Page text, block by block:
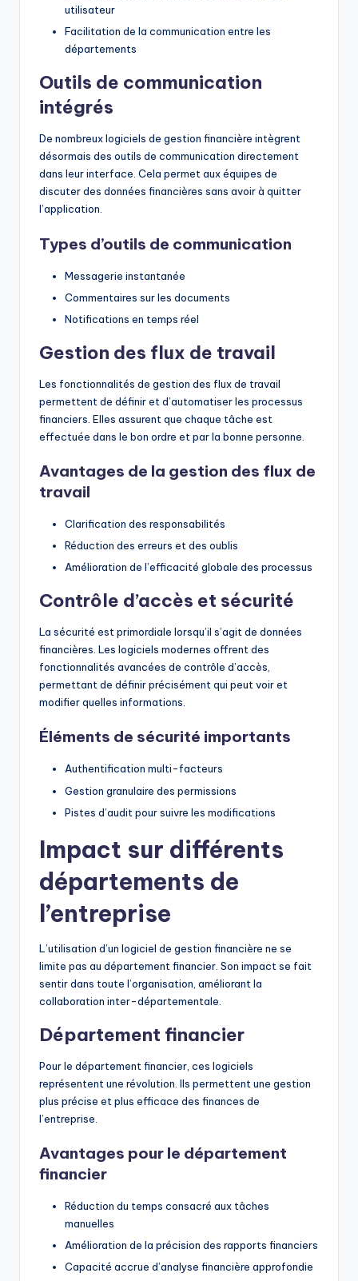
utilisateur
Facilitation de la communication entre les
départements
Outils de communication
intégrés
De nombreux logiciels de gestion financière intègrent
désormais des outils de communication directement
dans leur interface. Cela permet aux équipes de
discuter des données financières sans avoir à quitter
l’application.
Types d’outils de communication
Messagerie instantanée
Commentaires sur les documents
Notifications en temps réel
Gestion des flux de travail
Les fonctionnalités de gestion des flux de travail
permettent de définir et d’automatiser les processus
financiers. Elles assurent que chaque tâche est
effectuée dans le bon ordre et par la bonne personne.
Avantages de la gestion des flux de
travail
Clarification des responsabilités
Réduction des erreurs et des oublis
Amélioration de l’efficacité globale des processus
Contrôle d’accès et sécurité
La sécurité est primordiale lorsqu’il s’agit de données
financières. Les logiciels modernes offrent des
fonctionnalités avancées de contrôle d’accès,
permettant de définir précisément qui peut voir et
modifier quelles informations.
Éléments de sécurité importants
Authentification multi-facteurs
Gestion granulaire des permissions
Pistes d’audit pour suivre les modifications
Impact sur différents
départements de
l’entreprise
L’utilisation d’un logiciel de gestion financière ne se
limite pas au département financier. Son impact se fait
sentir dans toute l’organisation, améliorant la
collaboration inter-départementale.
Département financier
Pour le département financier, ces logiciels
représentent une révolution. Ils permettent une gestion
plus précise et plus efficace des finances de
l’entreprise.
Avantages pour le département
financier
Réduction du temps consacré aux tâches
manuelles
Amélioration de la précision des rapports financiers
Capacité accrue d’analyse financière approfondie